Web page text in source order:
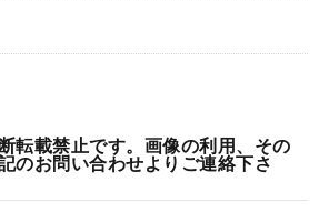
転載禁止です。画像の利用、その
のお問い合わせよりご連絡下さ